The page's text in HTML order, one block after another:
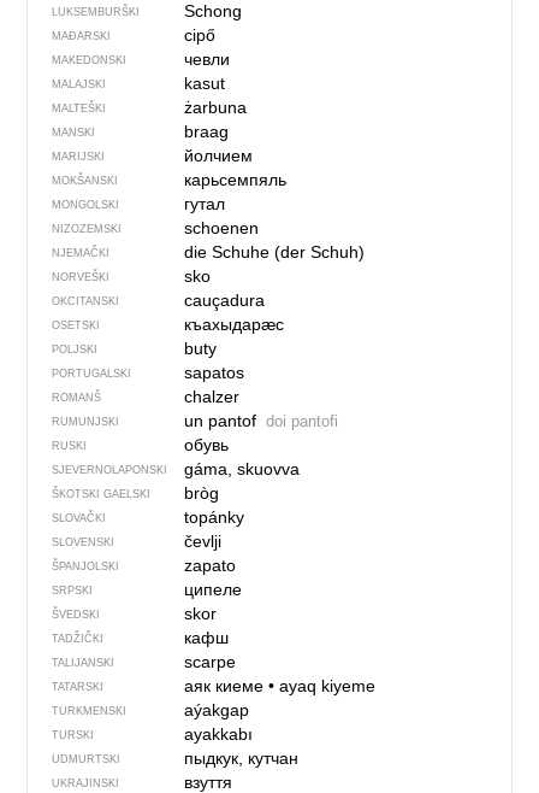
LUKSEMBURŠKI Schong
MAĐARSKI cipő
MAKEDONSKI чевли
MALAJSKI kasut
MALTEŠKI żarbuna
MANSKI braag
MARIJSKI йолчием
MOKŠANSKI карьсемпяль
MONGOLSKI гутал
NIZOZEMSKI schoenen
NJEMAČKI die Schuhe (der Schuh)
NORVEŠKI sko
OKCITANSKI cauçadura
OSETSKI къахыдарӕс
POLJSKI buty
PORTUGALSKI sapatos
ROMANŠ chalzer
RUMUNJSKI un pantof doi pantofi
RUSKI обувь
SJEVER­NO­LA­PONSKI gáma, skuovva
ŠKOTSKI GAELSKI bròg
SLOVAČKI topánky
SLOVENSKI čevlji
ŠPANJOLSKI zapato
SRPSKI ципеле
ŠVEDSKI skor
TADŽIČKI кафш
TALIJANSKI scarpe
TATARSKI аяк киеме• ayaq kiyeme
TURKMENSKI aýakgap
TURSKI ayakkabı
UDMURTSKI пыдкук, кутчан
UKRAJINSKI взуття